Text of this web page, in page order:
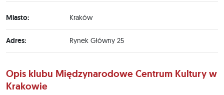
Miasto: Kraków
Adres: Rynek Główny 25
Opis klubu Międzynarodowe Centrum Kultury w
Krakowie